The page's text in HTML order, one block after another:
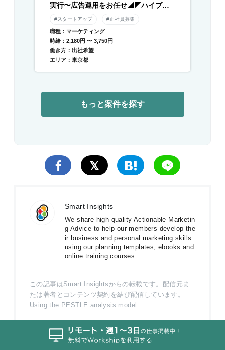
実行〜広告運用をお任せ◢◤ハイブリ
ッド勤務×残業月平均10時間以下◢◤伴
運営／急成長中DXベンチャー
#スタートアップ #正社員募集
職種：マーケティング
時給：2,180円 〜 3,750円
働き方：出社希望
エリア：東京都
もっと案件を探す
Smart Insights
We share high quality Actionable Marketin
g Advice to help our members develop the
ir business and personal marketing skills
using our planning templates, ebooks and
online training courses.
この記事はSmart Insightsからの転載です。配信元ま
たは著者とコンテンツ契約を結び配信しています。
Using the PESTLE analysis model